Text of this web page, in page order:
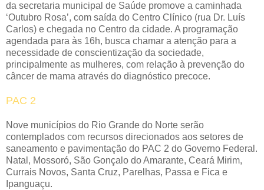
da secretaria municipal de Saúde promove a caminhada
‘Outubro Rosa’, com saída do Centro Clínico (rua Dr. Luís
Carlos) e chegada no Centro da cidade. A programação
agendada para às 16h, busca chamar a atenção para a
necessidade de conscientização da sociedade,
principalmente as mulheres, com relação à prevenção do
câncer de mama através do diagnóstico precoce.
PAC 2
Nove municípios do Rio Grande do Norte serão
contemplados com recursos direcionados aos setores de
saneamento e pavimentação do PAC 2 do Governo Federal.
Natal, Mossoró, São Gonçalo do Amarante, Ceará Mirim,
Currais Novos, Santa Cruz, Parelhas, Passa e Fica e
Ipanguaçu.